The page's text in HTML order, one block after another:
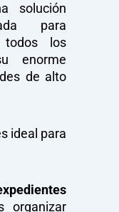
solución
para
todos los
enorme
de alto
ideal para
organizar